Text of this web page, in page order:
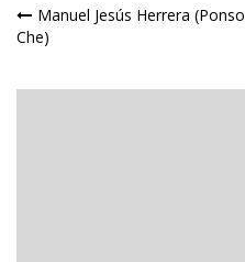
Navegación
de
entradas
Manuel Jesús Herrera (Ponso
Che)